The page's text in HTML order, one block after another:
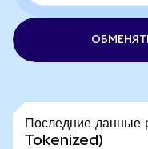
Последние
Tokenized)